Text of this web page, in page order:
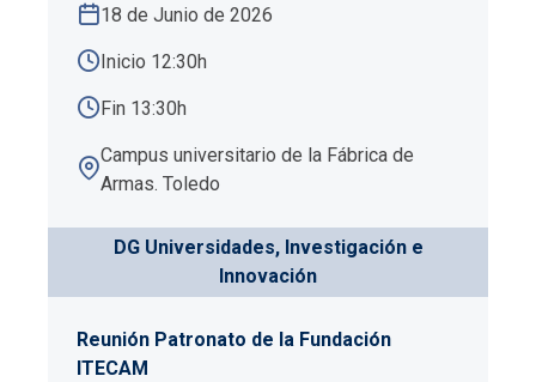
18 de Junio de 2026
Inicio 12:30h
Fin 13:30h
Campus universitario de la Fábrica de
Armas. Toledo
DG Universidades, Investigación e
Innovación
Reunión Patronato de la Fundación
ITECAM